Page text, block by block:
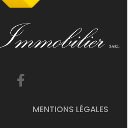
MENTIONS LÉGALES